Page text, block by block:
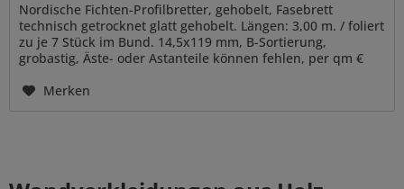
Nordische Fichten-Profilbretter, gehobelt, Fasebrett
technisch getrocknet glatt gehobelt. Längen: 3,00 m. / foliert
zu je 7 Stück im Bund. 14,5x119 mm, B-Sortierung,
grobastig, Äste- oder Astanteile können fehlen, per qm €
Merken